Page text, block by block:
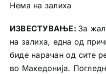
Нема на залиха
ИЗВЕСТУВАЊЕ: За
на залиха, една од
биде нарачан од сите
во Македонија.